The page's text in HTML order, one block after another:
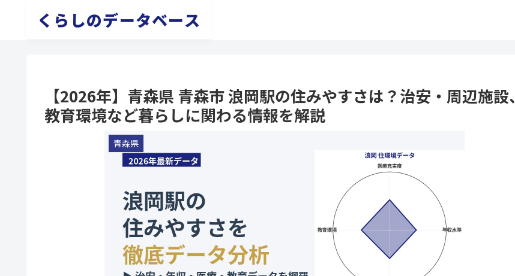
くらしのデータベース
【2026年】青森県 青森市 浪岡駅の住みやすさは？治安・周辺施設、
教育環境など暮らしに関わる情報を解説
青森県